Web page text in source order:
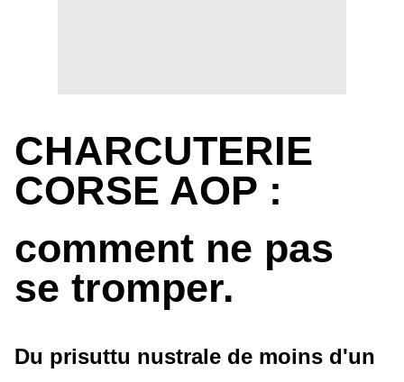
CHARCUTERIE
CORSE AOP :
comment ne pas
se tromper.
Du prisuttu nustrale de moins d'un